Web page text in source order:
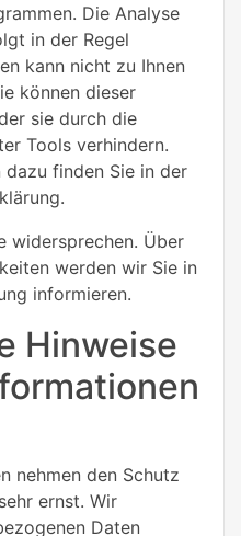
Die Analyse
in der Regel
kann nicht zu Ihnen
können dieser
sie durch die
Tools verhindern.
finden Sie in der
widersprechen. Über
werden wir Sie in
informieren.
Hinweise
nehmen den Schutz
ernst. Wir
Daten